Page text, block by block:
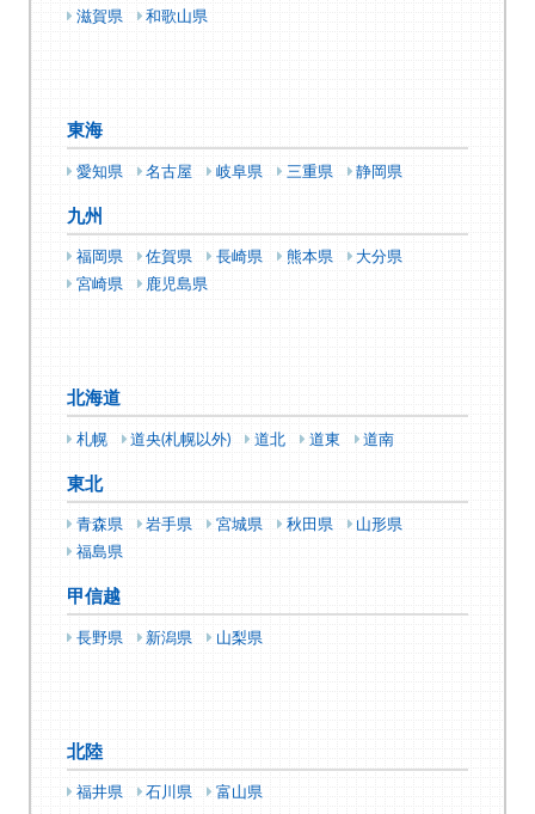
滋賀県
和歌山県
東海
愛知県 名古屋 岐阜県 三重県 静岡県
九州
福岡県 佐賀県 長崎県 熊本県
大分県
宮崎県
鹿児島県
北海道
札幌 道央(札幌以外) 道北 道東 道南
東北
青森県 岩手県 宮城県 秋田県
山形県
福島県
甲信越
長野県 新潟県 山梨県
北陸
福井県 石川県 富山県